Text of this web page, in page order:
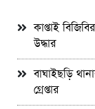
কাপ্তাই
উদ্ধার
বাঘাইছড়ি
গ্রেপ্তার